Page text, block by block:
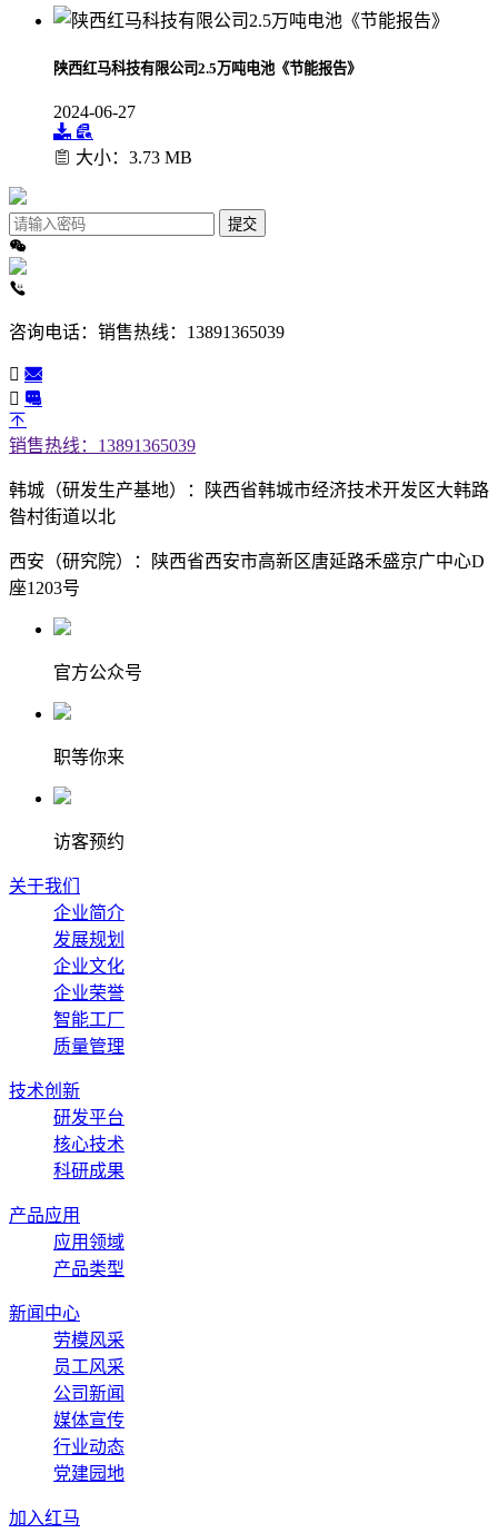
陕西红马科技有限公司2.5万吨电池《节能报告》
2024-06-27
大小：3.73 MB
提交
咨询电话： 销售热线：13891365039
销售热线：13891365039
韩城（研发生产基地）：陕西省韩城市经济技术开发区大韩路
昝村街道以北
西安（研究院）：陕西省西安市高新区唐延路禾盛京广中心D
座1203号
官方公众号
职等你来
访客预约
关于我们
企业简介
发展规划
企业文化
企业荣誉
智能工厂
质量管理
技术创新
研发平台
核心技术
科研成果
产品应用
应用领域
产品类型
新闻中心
劳模风采
员工风采
公司新闻
媒体宣传
行业动态
党建园地
加入红马